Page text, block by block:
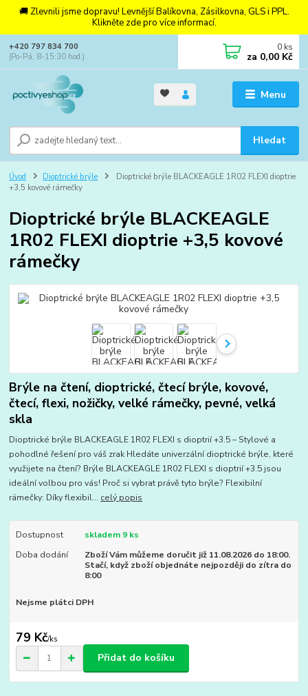
🚚 Zlevnili jsme dopravu! Levnější Balíkovna, Zásilkovna, GLS i PPL.
Klikněte zde pro více informací.
Menu
Hledat
+420 797 834 700
(Po-Pá, 8-15:30 hod.)
0 ks
za 0,00 Kč
Úvod Dioptrické brýle
Dioptrické brýle BLACKEAGLE 1R02 FLEXI dioptrie
+3,5 kovové rámečky
Dioptrické brýle BLACKEAGLE
1R02 FLEXI dioptrie +3,5 kovové
rámečky
Brýle na čtení, dioptrické, čtecí brýle, kovové,
čtecí, flexi, nožičky, velké rámečky, pevné, velká
skla
Dioptrické brýle BLACKEAGLE 1R02 FLEXI s dioptrií +3.5 – Stylové a
pohodlné řešení pro váš zrak Hledáte univerzální dioptrické brýle, které
využijete na čtení? Brýle BLACKEAGLE 1R02 FLEXI s dioptrií +3.5 jsou
ideální volbou pro vás! Proč si vybrat právě tyto brýle? Flexibilní
rámečky: Díky flexibil... celý popis
Dostupnost
skladem 9 ks
Doba dodání
Zboží Vám můžeme doručit již 11.08.2026 do 18:00.
Stačí, když zboží objednáte nejpozději do zítra do
8:00
Nejsme plátci DPH
79 Kč/ks
Přidat do košíku